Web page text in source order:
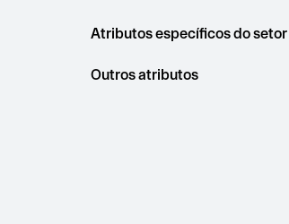
Atributos específicos do setor
Outros atributos